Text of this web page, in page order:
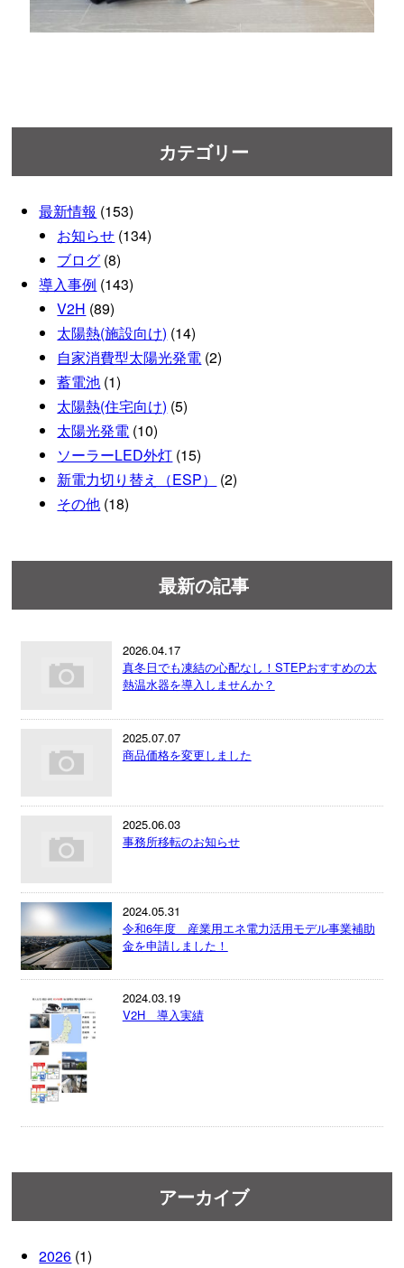
カテゴリー
最新情報 (153)
お知らせ (134)
ブログ (8)
導入事例 (143)
V2H (89)
太陽熱(施設向け) (14)
自家消費型太陽光発電 (2)
蓄電池 (1)
太陽熱(住宅向け) (5)
太陽光発電 (10)
ソーラーLED外灯 (15)
新電力切り替え（ESP）
(2)
その他 (18)
最新の記事
2026.04.17
真冬日でも凍結の心配なし！STEPおすすめの太
熱温水器を導入しませんか？
2025.07.07
商品価格を変更しました
2025.06.03
事務所移転のお知らせ
2024.05.31
令和6年度 産業用エネ電力活用モデル事業補助
金を申請しました！
2024.03.19
V2H 導入実績
アーカイブ
2026 (1)